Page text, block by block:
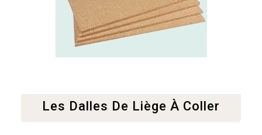
Les Dalles De Liège À Coller